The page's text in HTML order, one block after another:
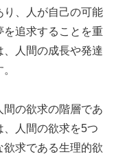
り、人が自己の可能
を追求することを重
人間の成長や発達
間の欲求の階層であ
、人間の欲求を5つ
求である生理的欲